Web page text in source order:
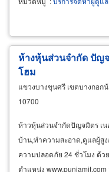
ห้างหุ้นส่วนจำกัด ปัญ
โฮม
แขวงบางขุนศรี เขตบางกอก
10700
ห้าวหุ้นส่วนจำกัดปัญจมิตร เน
บ้าน,ทำความสะอาด,ดูแลผู้สู
ความปลอดภัย 24 ชั่วโมง ด้
ตำแหน่ง